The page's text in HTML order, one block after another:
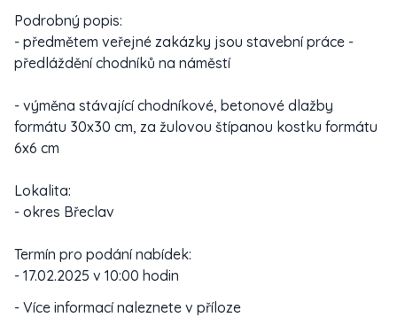
Podrobný popis:
- předmětem veřejné zakázky jsou stavební práce -
předláždění chodníků na náměstí
- výměna stávající chodníkové, betonové dlažby
formátu 30x30 cm, za žulovou štípanou kostku formátu
6x6 cm
Lokalita:
- okres Břeclav
Termín pro podání nabídek:
- 17.02.2025 v 10:00 hodin
- Více informací naleznete v příloze